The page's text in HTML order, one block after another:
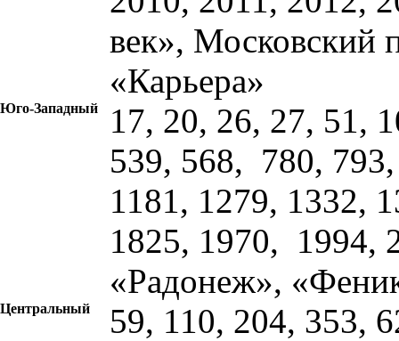
век», Московский
«Карьера»
Юго-Западный
17, 20, 26, 27, 51,
539, 568, 780,
1181, 1279, 1332,
1825, 1970, 1994,
«Радонеж»,
Центральный
59, 110, 204, 353,